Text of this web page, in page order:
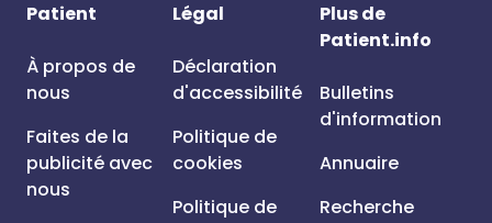
Patient
À propos de
nous
Faites de la
publicité avec
nous
Légal
Déclaration
d'accessibilité
Politique de
cookies
Politique de
Plus de
Patient.info
Bulletins
d'information
Annuaire
Recherche